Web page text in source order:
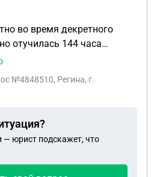
во время декретного
отучилась 144 часа
платно. Мой
на то , что я обязана
документы
обучение.
№4848510, Регина, г.
— юрист подскажет, что